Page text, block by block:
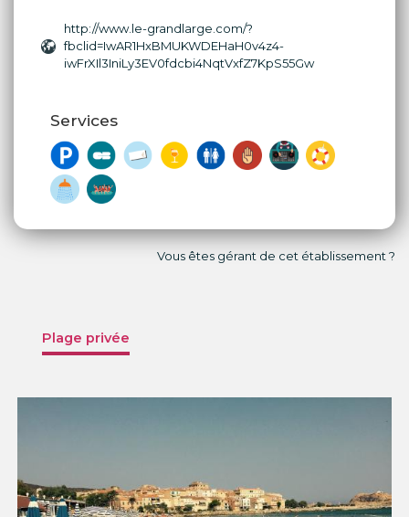
http://www.le-grandlarge.com/?
fbclid=IwAR1HxBMUKWDEHaH0v4z4-
iwFrXIl3IniLy3EV0fdcbi4NqtVxfZ7KpS55Gw
Services
Vous êtes gérant de cet établissement ?
Plage privée